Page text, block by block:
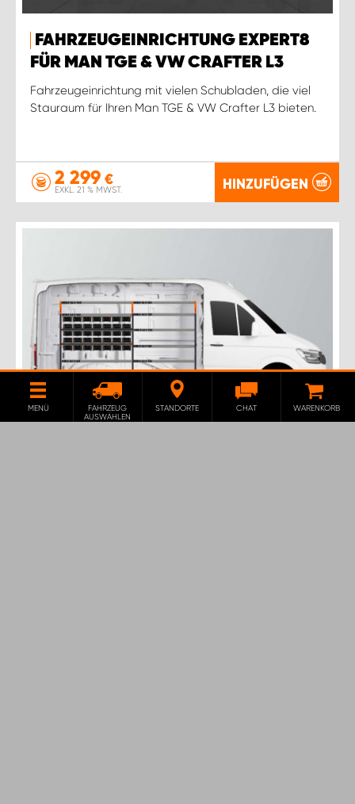
FAHRZEUGEINRICHTUNG EXPERT8
FÜR MAN TGE & VW CRAFTER L3
Fahrzeugeinrichtung mit vielen Schubladen, die viel
Stauraum für Ihren Man TGE & VW Crafter L3 bieten.
2 299 €
EXKL. 21 % MWST. HINZUFÜGEN
MENÜ
FAHRZEUG
AUSWÄHLEN
STANDORTE CHAT WARENKORB